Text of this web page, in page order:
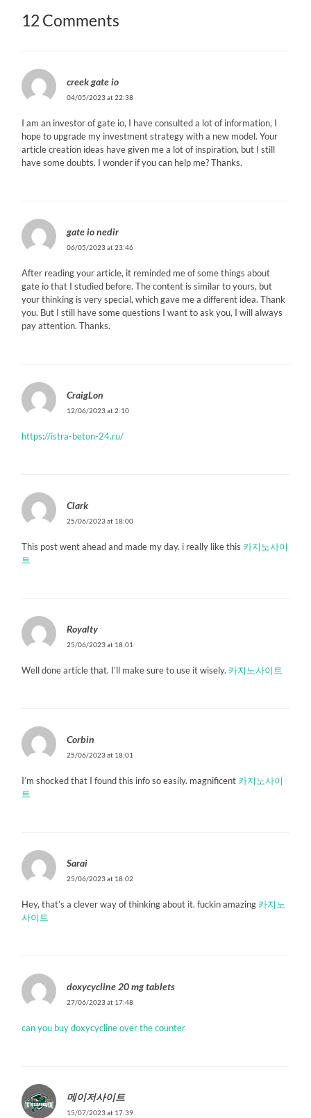
12 Comments
creek gate io
04/05/2023 at 22:38
I am an investor of gate io, I have consulted a lot of information, I
hope to upgrade my investment strategy with a new model. Your
article creation ideas have given me a lot of inspiration, but I still
have some doubts. I wonder if you can help me? Thanks.
gate io nedir
06/05/2023 at 23:46
After reading your article, it reminded me of some things about
gate io that I studied before. The content is similar to yours, but
your thinking is very special, which gave me a different idea. Thank
you. But I still have some questions I want to ask you, I will always
pay attention. Thanks.
CraigLon
12/06/2023 at 2:10
https://istra-beton-24.ru/
Clark
25/06/2023 at 18:00
This post went ahead and made my day. i really like this 카지노사이
트
Royalty
25/06/2023 at 18:01
Well done article that. I’ll make sure to use it wisely. 카지노사이트
Corbin
25/06/2023 at 18:01
I’m shocked that I found this info so easily. magnificent 카지노사이
트
Sarai
25/06/2023 at 18:02
Hey, that’s a clever way of thinking about it. fuckin amazing 카지노
사이트
doxycycline 20 mg tablets
27/06/2023 at 17:48
can you buy doxycycline over the counter
메이저사이트
15/07/2023 at 17:39